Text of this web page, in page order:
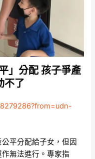
」分配 孩子爭產
不了
平分配給子女，但因
無法進行。專家指